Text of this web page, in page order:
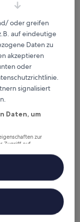
Der
beträgt
103 €
103 €
Steuern & Gebühren
9. Aug.–10. Aug.
oder greifen
auf eindeutige
Daten zu
akzeptieren
oder
signalisiert
Daten, um
zur
Zugriff auf
von Inhalten,
von